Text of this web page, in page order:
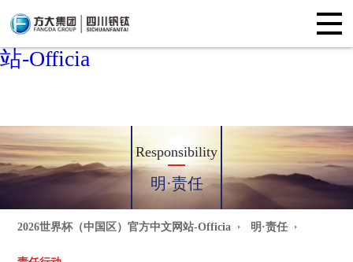
2026世界杯（中国区）官方中文网
站-Officia
Responsibility
明·责任
2026世界杯（中国区）官方中文网站-Officia 明·责任